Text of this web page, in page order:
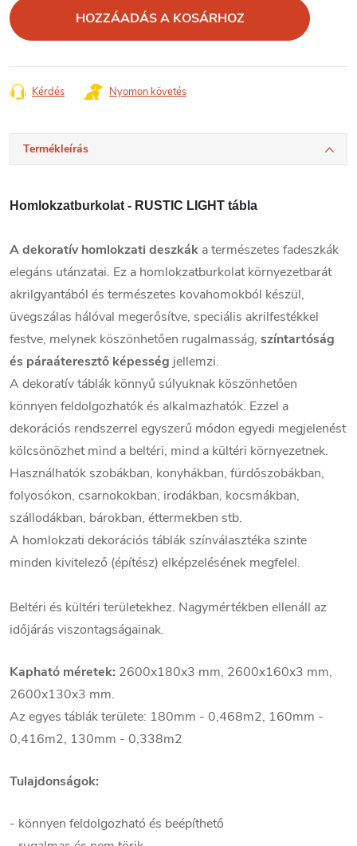
HOZZÁADÁS A KOSÁRHOZ
Kérdés Nyomon követés
Termékleírás
Homlokzatburkolat - RUSTIC LIGHT tábla
Adekoratív homlokzati deszkák a természetes fadeszkák
elegáns utánzatai. Ez a homlokzatburkolat környezetbarát
akrilgyantából és természetes kovahomokból készül,
üvegszálas hálóval megerősítve, speciális akrilfestékkel
festve, melynek köszönhetően rugalmasság, színtartóság
és páraáteresztő képesség jellemzi.
A dekoratív táblák könnyű súlyuknak köszönhetően
könnyen feldolgozhatók és alkalmazhatók. Ezzel a
dekorációs rendszerrel egyszerű módon egyedi megjelenést
kölcsönözhet mind a beltéri, mind a kültéri környezetnek.
Használhatók szobákban, konyhákban, fürdőszobákban,
folyosókon, csarnokokban, irodákban, kocsmákban,
szállodákban, bárokban, éttermekben stb.
A homlokzati dekorációs táblák színválasztéka szinte
minden kivitelező (építész) elképzelésének megfelel.
Beltéri és kültéri területekhez. Nagymértékben ellenáll az
időjárás viszontagságainak.
Kapható méretek: 2600x180x3 mm, 2600x160x3 mm,
2600x130x3 mm.
Az egyes táblák területe: 180mm - 0,468m2, 160mm -
0,416m2, 130mm - 0,338m2
Tulajdonságok:
- könnyen feldolgozható és beépíthető